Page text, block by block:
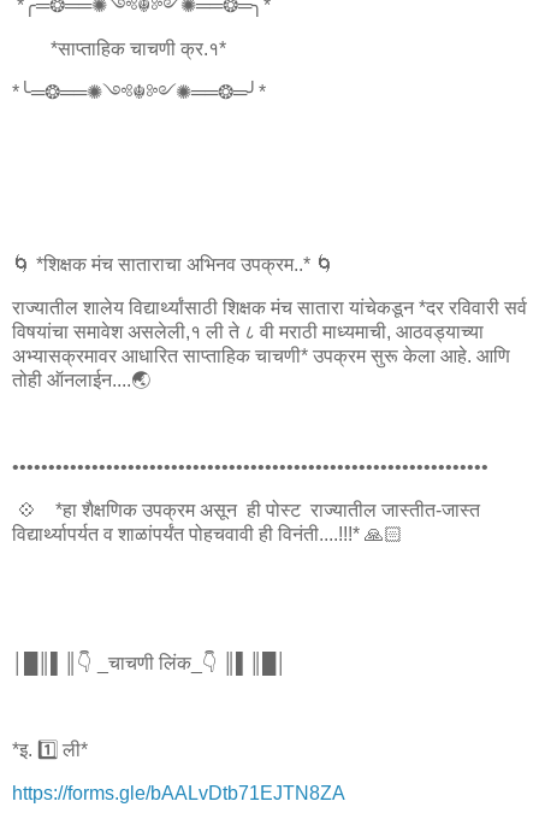
*╭═❂══✺༺☬༻✺══❂═╮*
*साप्ताहिक चाचणी क्र.१*
*╰═❂══✺༺☬༻✺══❂═╯*
🌀 *शिक्षक मंच साताराचा अभिनव उपक्रम..* 🌀
राज्यातील शालेय विद्यार्थ्यांसाठी शिक्षक मंच सातारा यांचेकडून *दर रविवारी सर्व
विषयांचा समावेश असलेली,१ ली ते ८ वी मराठी माध्यमाची, आठवड्याच्या
अभ्यासक्रमावर आधारित साप्ताहिक चाचणी* उपक्रम सुरू केला आहे. आणि
तोही ऑनलाईन....🌏
••••••••••••••••••••••••••••••••••••••••••••••••••••••••••••••••••
💠 *हा शैक्षणिक उपक्रम असून ही पोस्ट राज्यातील जास्तीत-जास्त
विद्यार्थ्यापर्यत व शाळांपर्यंत पोहचवावी ही विनंती....!!!* 🙏🏻
│█║▌║👇 _चाचणी लिंक_👇 ║▌║█│
*इ. 1️⃣ ली*
https://forms.gle/bAALvDtb71EJTN8ZA